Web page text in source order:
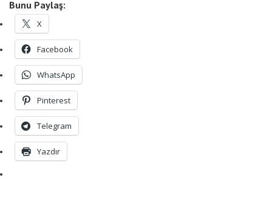
Bunu Paylaş:
X
Facebook
WhatsApp
Pinterest
Telegram
Yazdır